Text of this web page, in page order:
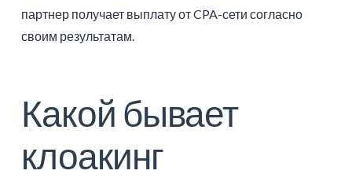
партнер получает выплату от CPA-сети согласно
своим результатам.
Какой бывает
клоакинг